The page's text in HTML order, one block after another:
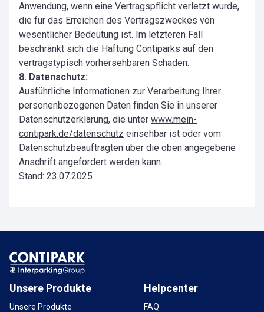
Anwendung, wenn eine Vertragspflicht verletzt wurde,
die für das Erreichen des Vertragszweckes von
wesentlicher Bedeutung ist. Im letzteren Fall
beschränkt sich die Haftung Contiparks auf den
vertragstypisch vorhersehbaren Schaden.
8. Datenschutz:
Ausführliche Informationen zur Verarbeitung Ihrer
personenbezogenen Daten finden Sie in unserer
Datenschutzerklärung, die unter www.mein-
contipark.de/datenschutz einsehbar ist oder vom
Datenschutzbeauftragten über die oben angegebene
Anschrift angefordert werden kann.
Stand: 23.07.2025
Unsere Produkte
Unsere Produkte
Helpcenter
FAQ